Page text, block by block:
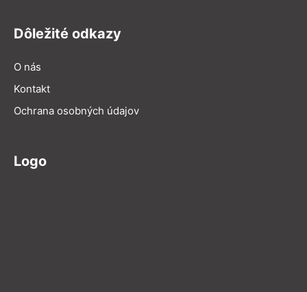
Dôležité odkazy
O nás
Kontakt
Ochrana osobných údajov
Logo